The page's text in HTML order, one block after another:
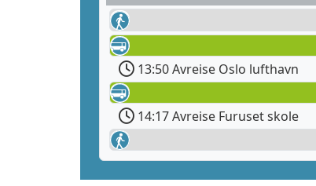
13:50 Avreise Oslo lufthavn
14:17 Avreise Furuset skole